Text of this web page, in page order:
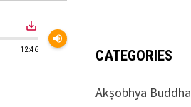
save_alt
12:46
volume_up
CATEGORIES
Akṣobhya Buddha